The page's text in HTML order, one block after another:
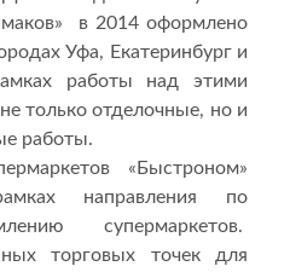
в 2014 оформлено
Уфа, Екатеринбург и
работы над этими
только отделочные, но и
работы.
«Быстроном»
направления по
супермаркетов.
торговых точек для